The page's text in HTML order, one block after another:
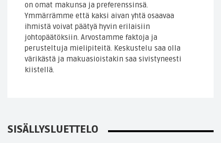
on omat makunsa ja preferenssinsä.
Ymmärrämme että kaksi aivan yhtä osaavaa
ihmistä voivat päätyä hyvin erilaisiin
johtopäätöksiin. Arvostamme faktoja ja
perusteltuja mielipiteitä. Keskustelu saa olla
värikästä ja makuasioistakin saa sivistyneesti
kiistellä.
SISÄLLYSLUETTELO